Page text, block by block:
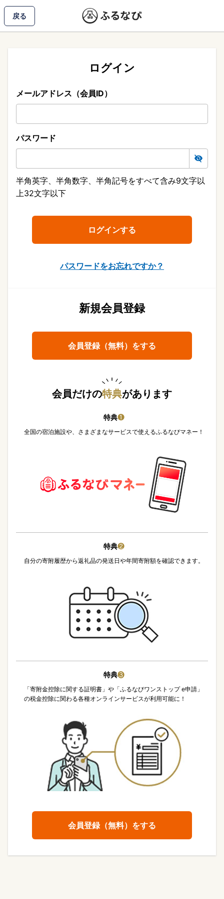
戻る
ログイン
メールアドレス（会員ID）
パスワード
半角英字、半角数字、半角記号をすべて含み9文字以
上32文字以下
パスワードをお忘れですか？
新規会員登録
会員登録（無料）をする
会員だけの特典があります
特典❶
全国の宿泊施設や、さまざまなサービスで使えるふるなびマネー！
特典❷
自分の寄附履歴から返礼品の発送日や年間寄附額を確認できます。
特典❸
「寄附金控除に関する証明書」や「ふるなびワンストップ e申請」
の税金控除に関わる各種オンラインサービスが利用可能に！
会員登録（無料）をする